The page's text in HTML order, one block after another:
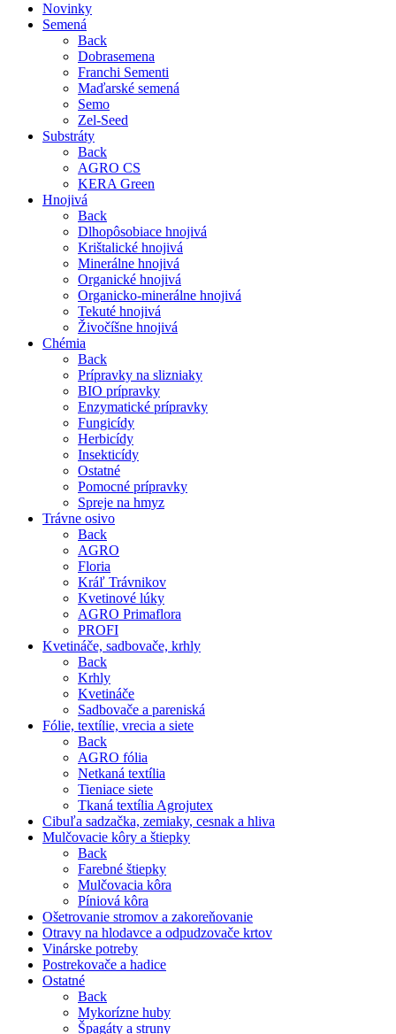
Novinky
Semená
Back
Dobrasemena
Franchi Sementi
Maďarské semená
Semo
Zel-Seed
Substráty
Back
AGRO CS
KERA Green
Hnojivá
Back
Dlhopôsobiace hnojivá
Krištalické hnojivá
Minerálne hnojivá
Organické hnojivá
Organicko-minerálne hnojivá
Tekuté hnojivá
Živočíšne hnojivá
Chémia
Back
Prípravky na slizniaky
BIO prípravky
Enzymatické prípravky
Fungicídy
Herbicídy
Insekticídy
Ostatné
Pomocné prípravky
Spreje na hmyz
Trávne osivo
Back
AGRO
Floria
Kráľ Trávnikov
Kvetinové lúky
AGRO Primaflora
PROFI
Kvetináče, sadbovače, krhly
Back
Krhly
Kvetináče
Sadbovače a pareniská
Fólie, textílie, vrecia a siete
Back
AGRO fólia
Netkaná textília
Tieniace siete
Tkaná textília Agrojutex
Cibuľa sadzačka, zemiaky, cesnak a hliva
Mulčovacie kôry a štiepky
Back
Farebné štiepky
Mulčovacia kôra
Píniová kôra
Ošetrovanie stromov a zakoreňovanie
Otravy na hlodavce a odpudzovače krtov
Vinárske potreby
Postrekovače a hadice
Ostatné
Back
Mykorízne huby
Špagáty a struny